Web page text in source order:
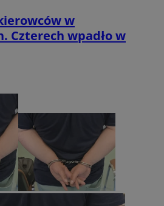
w
Czterech wpadło w